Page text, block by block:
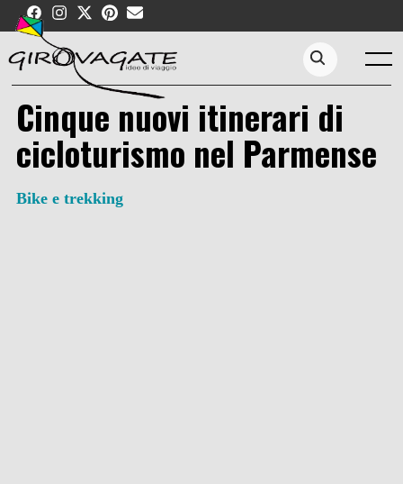
Skip
content
Menu
Search...
Cinque nuovi itinerari di
cicloturismo nel Parmense
Bike e trekking